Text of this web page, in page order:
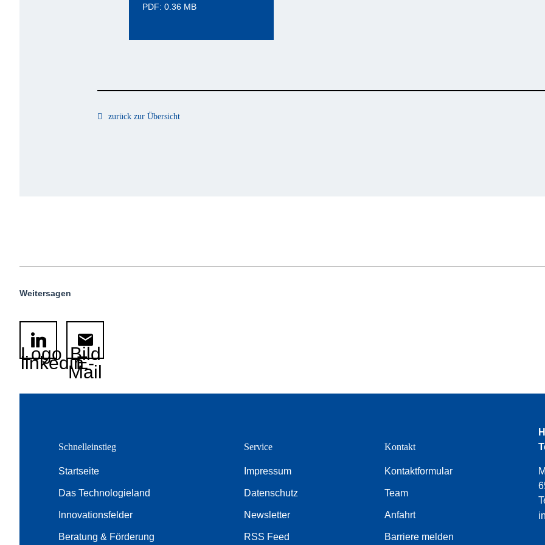
PDF: 0.36 MB
zurück zur Übersicht
Weitersagen
Logo
linkedinBild
E-
Mail
Schnelleinstieg
Startseite
Das Technologieland
Innovationsfelder
Beratung & Förderung
Service
Impressum
Datenschutz
Newsletter
RSS Feed
Kontakt
Kontaktformular
Team
Anfahrt
Barriere melden